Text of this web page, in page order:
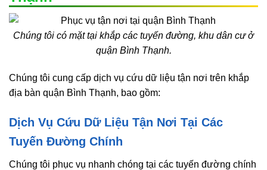
Chúng tôi có mặt tại khắp các tuyến đường, khu dân cư ở
quận Bình Thạnh.
Chúng tôi cung cấp dịch vụ cứu dữ liệu tận nơi trên khắp
địa bàn quận Bình Thạnh, bao gồm:
Dịch Vụ Cứu Dữ Liệu Tận Nơi Tại Các
Tuyến Đường Chính
Chúng tôi phục vụ nhanh chóng tại các tuyến đường chính